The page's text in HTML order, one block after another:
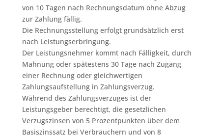
von 10 Tagen nach Rechnungsdatum ohne Abzug
zur Zahlung fällig.
Die Rechnungsstellung erfolgt grundsätzlich erst
nach Leistungserbringung.
Der Leistungsnehmer kommt nach Fälligkeit, durch
Mahnung oder spätestens 30 Tage nach Zugang
einer Rechnung oder gleichwertigen
Zahlungsaufstellung in Zahlungsverzug.
Während des Zahlungsverzuges ist der
Leistungsgeber berechtigt, die gesetzlichen
Verzugszinsen von 5 Prozentpunkten über dem
Basiszinssatz bei Verbrauchern und von 8